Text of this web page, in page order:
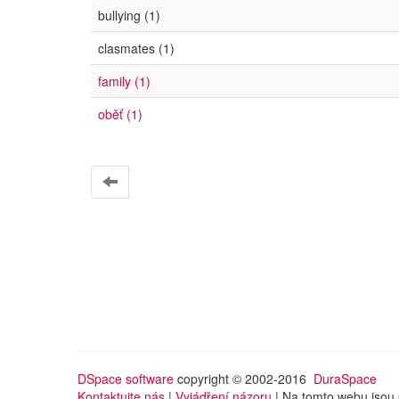
bullying (1)
clasmates (1)
family (1)
oběť (1)
DSpace software copyright © 2002-2016 DuraSpace